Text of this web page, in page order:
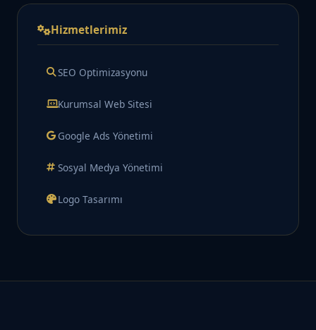
Hizmetlerimiz
SEO Optimizasyonu
Kurumsal Web Sitesi
Google Ads Yönetimi
Sosyal Medya Yönetimi
Logo Tasarımı